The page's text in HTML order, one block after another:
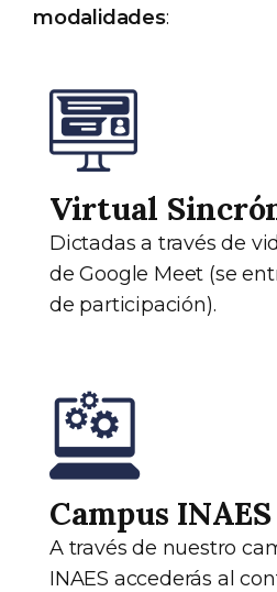
modalidades:
Virtual
Dictadas a través de
de Google Meet (se
de participación).
Campus INAES
A través de nuestro
INAES accederás al